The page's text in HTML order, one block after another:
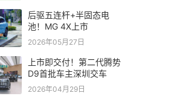
后驱五连杆+半固态电
池！MG 4X上市
2026年05月27日
上市即交付！第二代腾势
D9首批车主深圳交车
2026年04月29日